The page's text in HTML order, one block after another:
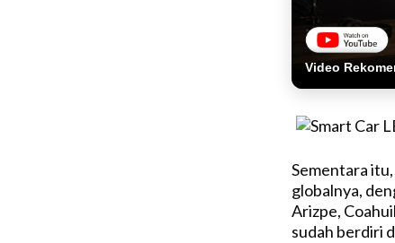
Video
Sementara
globalnya,
Arizpe,
sudah berdiri